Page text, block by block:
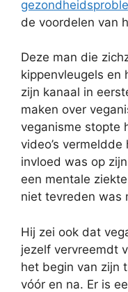
de voordelen van
Deze man die
kippenvleugels en
zijn kanaal in
maken over
veganisme stopte
video’s
invloed was op
een mentale
niet tevreden was
Hij zei ook dat
jezelf vervreemdt
het begin van zijn
vóór en na. Er is